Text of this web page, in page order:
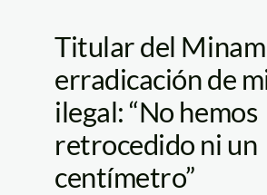
Titular del
erradicación de
ilegal: “No hemos
retrocedido ni un
centímetro”